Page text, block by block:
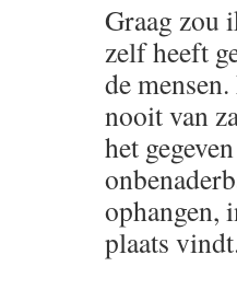
Graag zou
zelf heeft
de
nooit van
het
ophangen,
plaats